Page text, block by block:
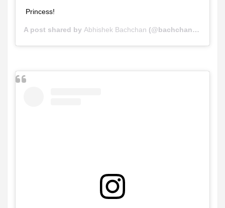
Princess!
A post shared by Abhishek Bachchan (@bachchan) on